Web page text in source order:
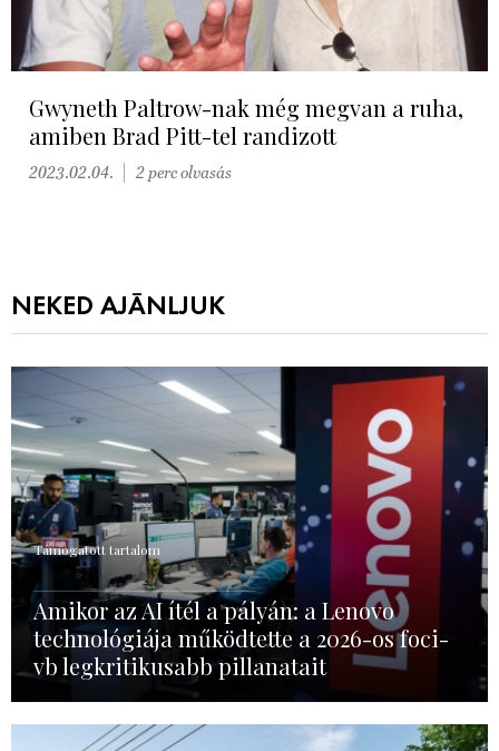
Gwyneth Paltrow-nak még megvan a ruha,
amiben Brad Pitt-tel randizott
2023.02.04. 2 perc olvasás
NEKED AJÁNLJUK
Támogatott tartalom
Amikor az AI ítél a pályán: a Lenovo
technológiája működtette a 2026-os foci-
vb legkritikusabb pillanatait